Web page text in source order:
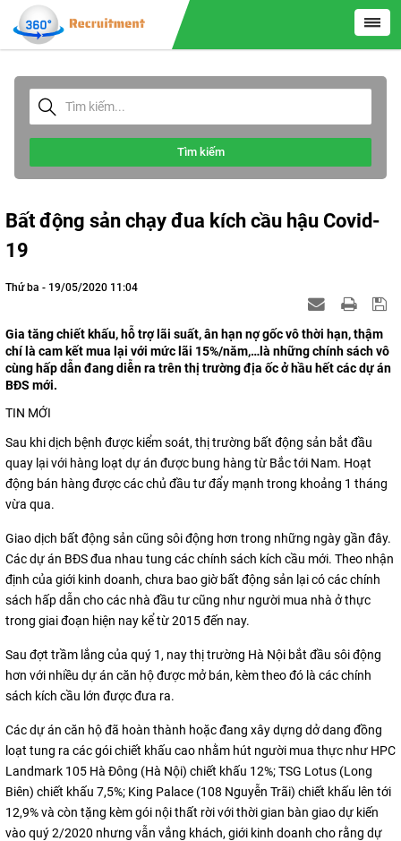
Tìm kiếm
Bất động sản chạy đua kích cầu hậu Covid-
19
Thứ ba - 19/05/2020 11:04
Gia tăng chiết khấu, hỗ trợ lãi suất, ân hạn nợ gốc vô thời hạn, thậm
chí là cam kết mua lại với mức lãi 15%/năm,…là những chính sách vô
cùng hấp dẫn đang diễn ra trên thị trường địa ốc ở hầu hết các dự án
BĐS mới.
TIN MỚI
Sau khi dịch bệnh được kiểm soát, thị trường bất động sản bắt đầu
quay lại với hàng loạt dự án được bung hàng từ Bắc tới Nam. Hoạt
động bán hàng được các chủ đầu tư đẩy mạnh trong khoảng 1 tháng
vừa qua.
Giao dịch bất động sản cũng sôi động hơn trong những ngày gần đây.
Các dự án BĐS đua nhau tung các chính sách kích cầu mới. Theo nhận
định của giới kinh doanh, chưa bao giờ bất động sản lại có các chính
sách hấp dẫn cho các nhà đầu tư cũng như người mua nhà ở thực
trong giai đoạn hiện nay kể từ 2015 đến nay.
Sau đợt trầm lắng của quý 1, nay thị trường Hà Nội bắt đầu sôi động
hơn với nhiều dự án căn hộ được mở bán, kèm theo đó là các chính
sách kích cầu lớn được đưa ra.
Các dự án căn hộ đã hoàn thành hoặc đang xây dựng dở dang đồng
loạt tung ra các gói chiết khấu cao nhằm hút người mua thực như HPC
Landmark 105 Hà Đông (Hà Nội) chiết khấu 12%; TSG Lotus (Long
Biên) chiết khấu 7,5%; King Palace (108 Nguyễn Trãi) chiết khấu lên tới
12,9% và còn tặng kèm gói nội thất rời với thời gian bàn giao dự kiến
vào quý 2/2020 nhưng vẫn vắng khách, giới kinh doanh cho rằng dự